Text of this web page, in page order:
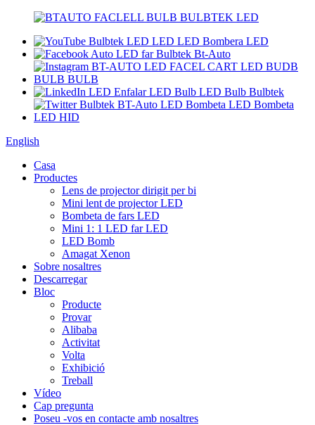
English
Casa
Productes
Lens de projector dirigit per bi
Mini lent de projector LED
Bombeta de fars LED
Mini 1: 1 LED far LED
LED Bomb
Amagat Xenon
Sobre nosaltres
Descarregar
Bloc
Producte
Provar
Alibaba
Activitat
Volta
Exhibició
Treball
Vídeo
Cap pregunta
Poseu -vos en contacte amb nosaltres